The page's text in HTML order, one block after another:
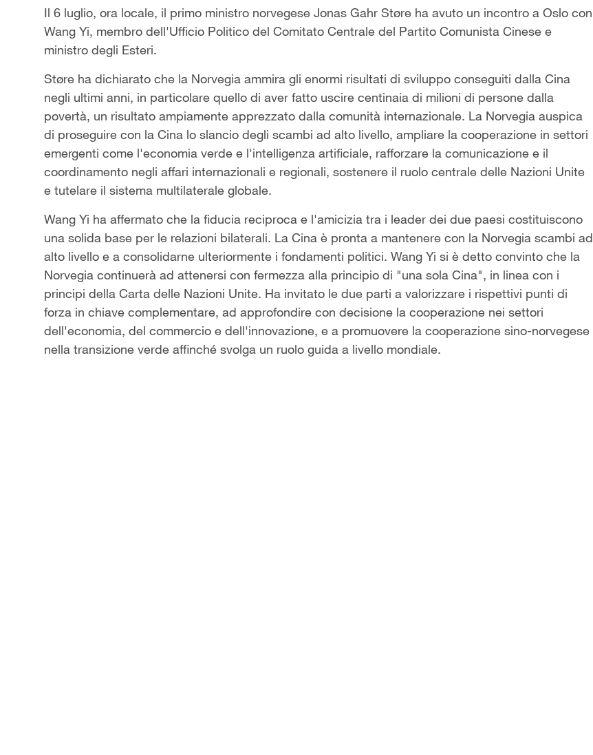
Il 6 luglio, ora locale, il primo ministro norvegese Jonas Gahr Støre ha avuto un incontro a Oslo con
Wang Yi, membro dell'Ufficio Politico del Comitato Centrale del Partito Comunista Cinese e
ministro degli Esteri.
Støre ha dichiarato che la Norvegia ammira gli enormi risultati di sviluppo conseguiti dalla Cina
negli ultimi anni, in particolare quello di aver fatto uscire centinaia di milioni di persone dalla
povertà, un risultato ampiamente apprezzato dalla comunità internazionale. La Norvegia auspica
di proseguire con la Cina lo slancio degli scambi ad alto livello, ampliare la cooperazione in settori
emergenti come l'economia verde e l'intelligenza artificiale, rafforzare la comunicazione e il
coordinamento negli affari internazionali e regionali, sostenere il ruolo centrale delle Nazioni Unite
e tutelare il sistema multilaterale globale.
Wang Yi ha affermato che la fiducia reciproca e l'amicizia tra i leader dei due paesi costituiscono
una solida base per le relazioni bilaterali. La Cina è pronta a mantenere con la Norvegia scambi ad
alto livello e a consolidarne ulteriormente i fondamenti politici. Wang Yi si è detto convinto che la
Norvegia continuerà ad attenersi con fermezza alla principio di "una sola Cina", in linea con i
principi della Carta delle Nazioni Unite. Ha invitato le due parti a valorizzare i rispettivi punti di
forza in chiave complementare, ad approfondire con decisione la cooperazione nei settori
dell'economia, del commercio e dell'innovazione, e a promuovere la cooperazione sino-norvegese
nella transizione verde affinché svolga un ruolo guida a livello mondiale.